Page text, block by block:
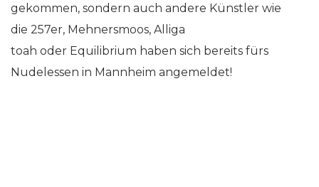
gekommen, sondern auch andere Künstler wie
die 257er, Mehnersmoos, Alliga
toah oder Equilibrium haben sich bereits fürs
Nudelessen in Mannheim angemeldet!